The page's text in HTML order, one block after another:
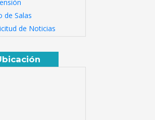
de Salas
de Noticias